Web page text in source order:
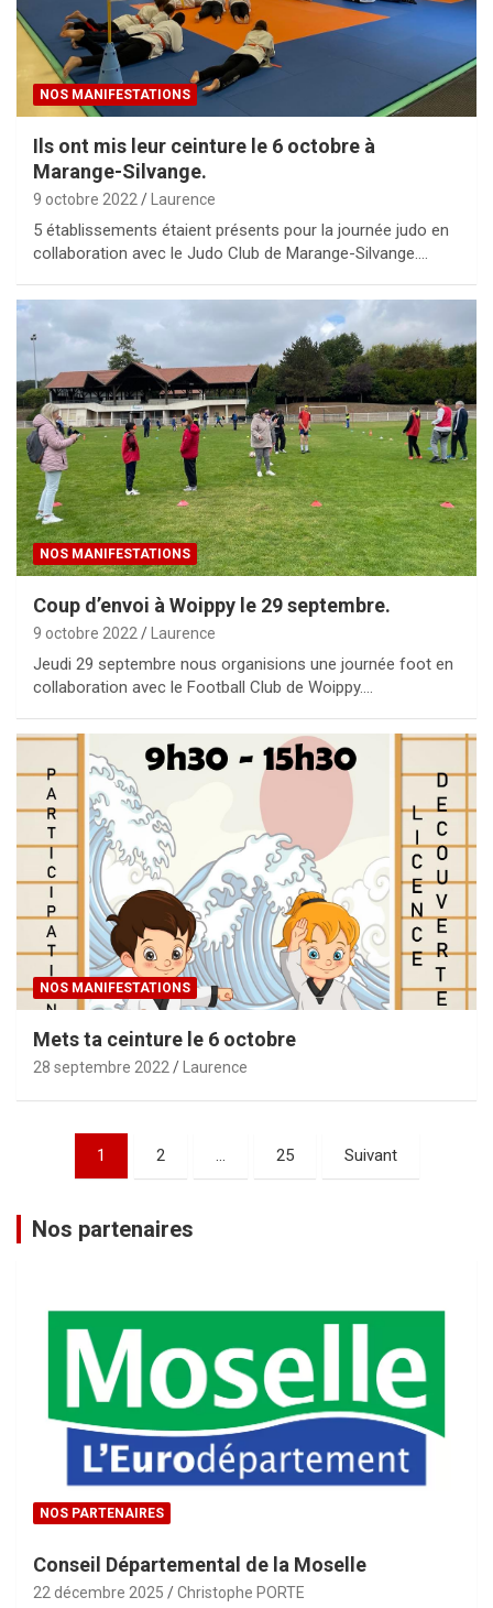
NOS MANIFESTATIONS
Ils ont mis leur ceinture le 6 octobre à
Marange-Silvange.
9 octobre 2022 Laurence
5 établissements étaient présents pour la journée judo en
collaboration avec le Judo Club de Marange-Silvange.…
NOS MANIFESTATIONS
Coup d’envoi à Woippy le 29 septembre.
9 octobre 2022 Laurence
Jeudi 29 septembre nous organisions une journée foot en
collaboration avec le Football Club de Woippy.…
NOS MANIFESTATIONS
Mets ta ceinture le 6 octobre
28 septembre 2022 Laurence
Pagination
publications
1 2 25 Suivant
Nos partenaires
NOS PARTENAIRES
Conseil Départemental de la Moselle
22 décembre 2025 Christophe PORTE